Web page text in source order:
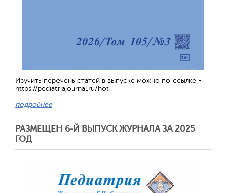
Изучить перечень статей в выпуске можно по ссылке -
https://pediatriajournal.ru/hot
подробнее
РАЗМЕЩЕН 6-Й ВЫПУСК ЖУРНАЛА ЗА 2025
ГОД